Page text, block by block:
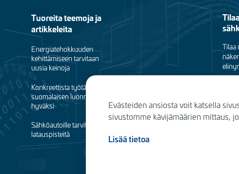
Footer
menu
(fi)
Tuoreita teemoja ja
artikkeleita
Energiatehokkuuden
kehittämiseen tarvitaan
uusia keinoja
Konkreettista työtä
suomalaisen luonnon
hyväksi
Sähköautoille tarvitaan
latauspisteitä
Tilaa
Evästeiden ansiosta voit katsella
sivustomme kävijämäärien mittaus,
Lisää tietoa